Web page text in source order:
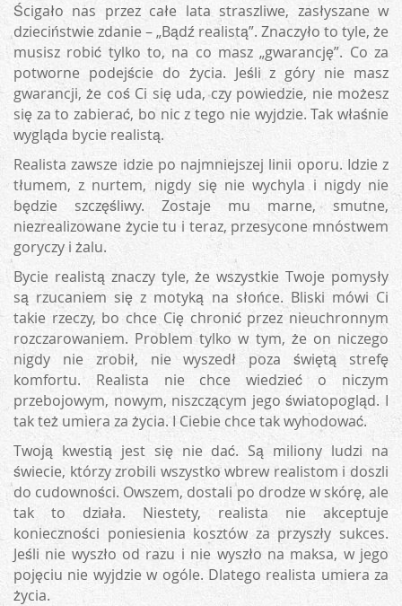
Ścigało nas przez całe lata straszliwe, zasłyszane w
dzieciństwie zdanie – „Bądź realistą”. Znaczyło to tyle, że
musisz robić tylko to, na co masz „gwarancję”. Co za
potworne podejście do życia. Jeśli z góry nie masz
gwarancji, że coś Ci się uda, czy powiedzie, nie możesz
się za to zabierać, bo nic z tego nie wyjdzie. Tak właśnie
wygląda bycie realistą.
Realista zawsze idzie po najmniejszej linii oporu. Idzie z
tłumem, z nurtem, nigdy się nie wychyla i nigdy nie
będzie szczęśliwy. Zostaje mu marne, smutne,
niezrealizowane życie tu i teraz, przesycone mnóstwem
goryczy i żalu.
Bycie realistą znaczy tyle, że wszystkie Twoje pomysły
są rzucaniem się z motyką na słońce. Bliski mówi Ci
takie rzeczy, bo chce Cię chronić przez nieuchronnym
rozczarowaniem. Problem tylko w tym, że on niczego
nigdy nie zrobił, nie wyszedł poza świętą strefę
komfortu. Realista nie chce wiedzieć o niczym
przebojowym, nowym, niszczącym jego światopogląd. I
tak też umiera za życia. I Ciebie chce tak wyhodować.
Twoją kwestią jest się nie dać. Są miliony ludzi na
świecie, którzy zrobili wszystko wbrew realistom i doszli
do cudowności. Owszem, dostali po drodze w skórę, ale
tak to działa. Niestety, realista nie akceptuje
konieczności poniesienia kosztów za przyszły sukces.
Jeśli nie wyszło od razu i nie wyszło na maksa, w jego
pojęciu nie wyjdzie w ogóle. Dlatego realista umiera za
życia.